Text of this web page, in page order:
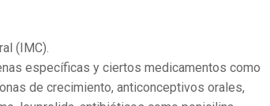
(IMC).
específicas y ciertos medicamentos como
de crecimiento, anticonceptivos orales,